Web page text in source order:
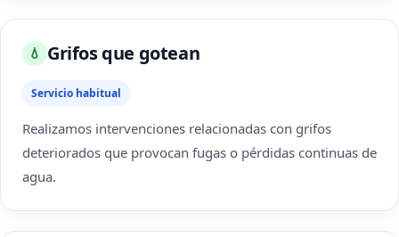
💧 Grifos que gotean
Servicio habitual
Realizamos intervenciones relacionadas con grifos
deteriorados que provocan fugas o pérdidas continuas de
agua.